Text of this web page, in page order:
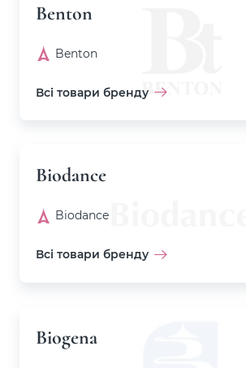
Benton
Benton
Всі товари бренду
Biodance
Biodance
Всі товари бренду
Biogena